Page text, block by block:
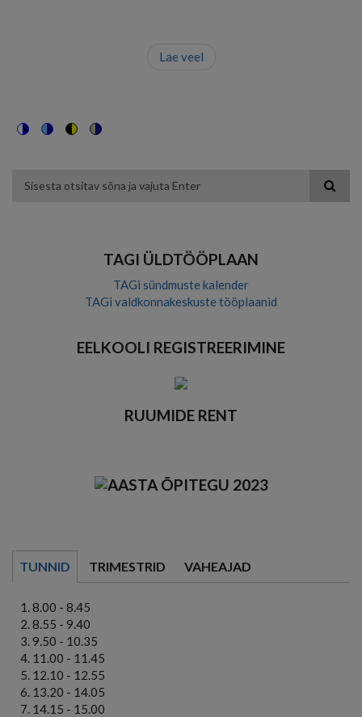
Lae veel
color
high
soft
theme
TAGI ÜLDTÖÖPLAAN
TAGi sündmuste kalender
TAGi valdkonnakeskuste tööplaanid
EELKOOLI REGISTREERIMINE
RUUMIDE RENT
TUNNID TRIMESTRID VAHEAJAD
8.00 - 8.45
8.55 - 9.40
9.50 - 10.35
11.00 - 11.45
12.10 - 12.55
13.20 - 14.05
14.15 - 15.00